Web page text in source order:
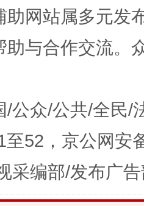
助网站属多元发
助与合作交流。
/公众/公共/全民/
至52，京公网安
采编部/发布广